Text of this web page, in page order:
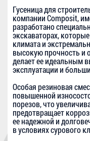
Гусеница для
компании Composit,
разработано
экскаваторах,
климата и
высокую прочность и
делает ее идеальным
эксплуатации и
Особая резиновая
повышенной
порезов, что
предотвращает
ее надежной и
в условиях сурового